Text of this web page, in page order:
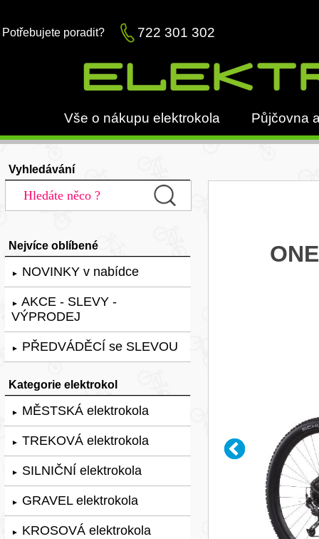
Potřebujete poradit? 722 301 302
Vše o nákupu elektrokola Půjčovna
Vyhledávání
Nejvíce oblíbené
► NOVINKY v nabídce
► AKCE - SLEVY -
VÝPRODEJ
► PŘEDVÁDĚCÍ se SLEVOU
Kategorie elektrokol
► MĚSTSKÁ elektrokola
► TREKOVÁ elektrokola
► SILNIČNÍ elektrokola
► GRAVEL elektrokola
► KROSOVÁ elektrokola